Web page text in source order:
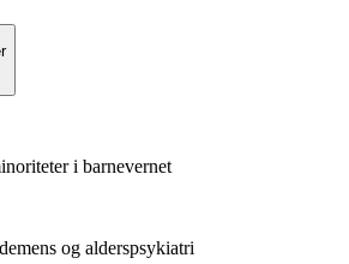
i barnevernet
og alderspsykiatri